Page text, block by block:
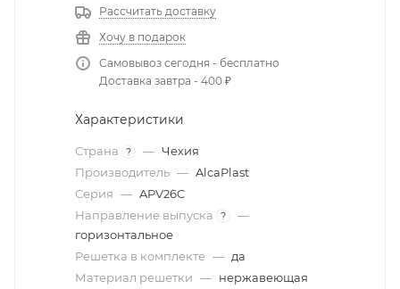
Рассчитать доставку
Хочу в подарок
Самовывоз сегодня - бесплатно
Доставка завтра - 400 ₽
Характеристики
Страна ? — Чехия
Производитель — AlcaPlast
Серия — APV26C
Направление выпуска
?
—
горизонтальное
Решетка в комплекте — да
Материал решетки — нержавеющая